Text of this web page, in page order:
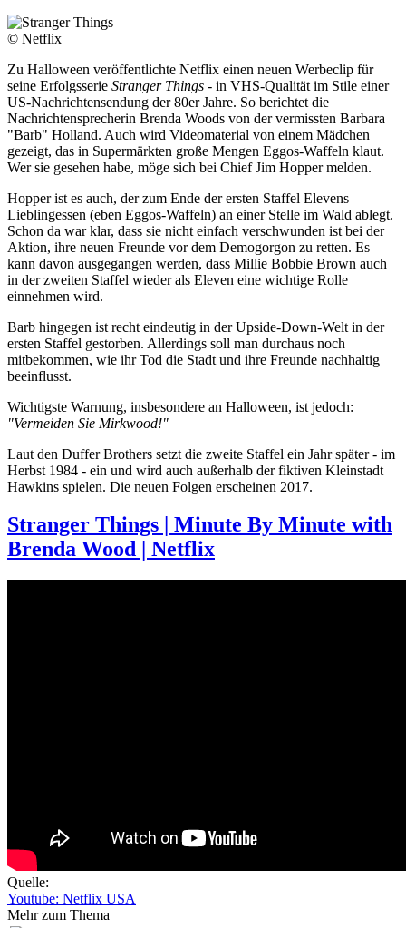
© Netflix
Zu Halloween veröffentlichte Netflix einen neuen Werbeclip für
seine Erfolgsserie Stranger Things - in VHS-Qualität im Stile einer
US-Nachrichtensendung der 80er Jahre. So berichtet die
Nachrichtensprecherin Brenda Woods von der vermissten Barbara
"Barb" Holland. Auch wird Videomaterial von einem Mädchen
gezeigt, das in Supermärkten große Mengen Eggos-Waffeln klaut.
Wer sie gesehen habe, möge sich bei Chief Jim Hopper melden.
Hopper ist es auch, der zum Ende der ersten Staffel Elevens
Lieblingessen (eben Eggos-Waffeln) an einer Stelle im Wald ablegt.
Schon da war klar, dass sie nicht einfach verschwunden ist bei der
Aktion, ihre neuen Freunde vor dem Demogorgon zu retten. Es
kann davon ausgegangen werden, dass Millie Bobbie Brown auch
in der zweiten Staffel wieder als Eleven eine wichtige Rolle
einnehmen wird.
Barb hingegen ist recht eindeutig in der Upside-Down-Welt in der
ersten Staffel gestorben. Allerdings soll man durchaus noch
mitbekommen, wie ihr Tod die Stadt und ihre Freunde nachhaltig
beeinflusst.
Wichtigste Warnung, insbesondere an Halloween, ist jedoch:
"Vermeiden Sie Mirkwood!"
Laut den Duffer Brothers setzt die zweite Staffel ein Jahr später - im
Herbst 1984 - ein und wird auch außerhalb der fiktiven Kleinstadt
Hawkins spielen. Die neuen Folgen erscheinen 2017.
Stranger Things | Minute By Minute with
Brenda Wood | Netflix
Quelle:
Youtube: Netflix USA
Mehr zum Thema